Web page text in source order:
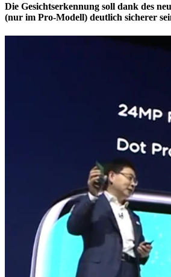
Die Gesichtserkennung soll dank des
(nur im Pro-Modell) deutlich sicherer